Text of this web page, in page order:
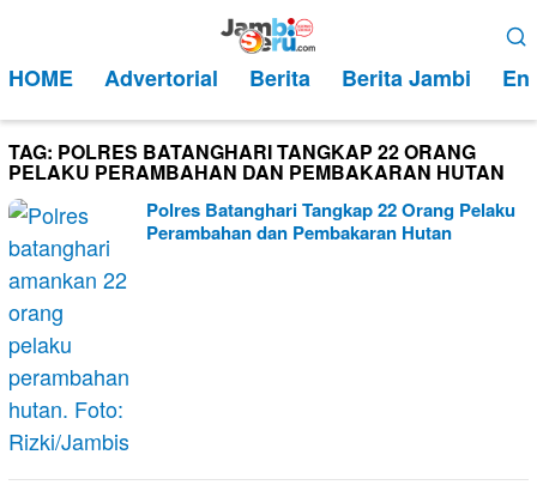
kontenMobile
HOME Advertorial Berita Berita Jambi
TAG: POLRES BATANGHARI TANGKAP 22 ORANG
PELAKU PERAMBAHAN DAN PEMBAKARAN HUTAN
Polres Batanghari Tangkap 22 Orang Pelaku
Perambahan dan Pembakaran Hutan